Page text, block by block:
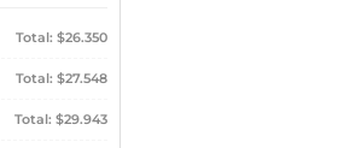
Total: $26.350
Total: $27.548
Total: $29.943